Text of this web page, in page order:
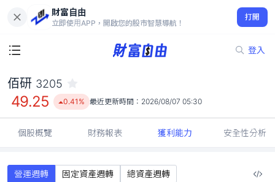
財富自由
立即使用APP，開啟您的股市智慧導航！
打開
登入
49.25
0.41%
佰研 3205
49.25 0.41% 最近更新時間： 2026/08/07 05:30
個股概覽 財務報表 獲利能力 安全性分析
營運週轉 固定資產週轉 總資產週轉